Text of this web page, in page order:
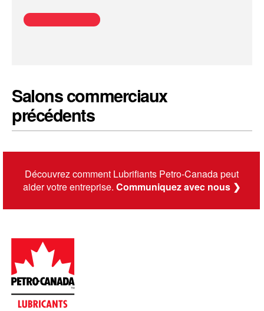
Salons commerciaux
précédents
Découvrez comment Lubrifiants Petro-Canada peut
aider votre entreprise. Communiquez avec nous❯